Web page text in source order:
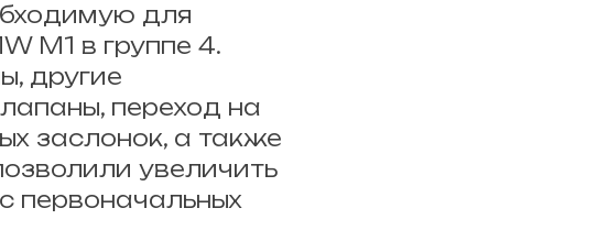
для
M1 в группе 4.
другие
переход на
заслонок, а также
увеличить
первоначальных